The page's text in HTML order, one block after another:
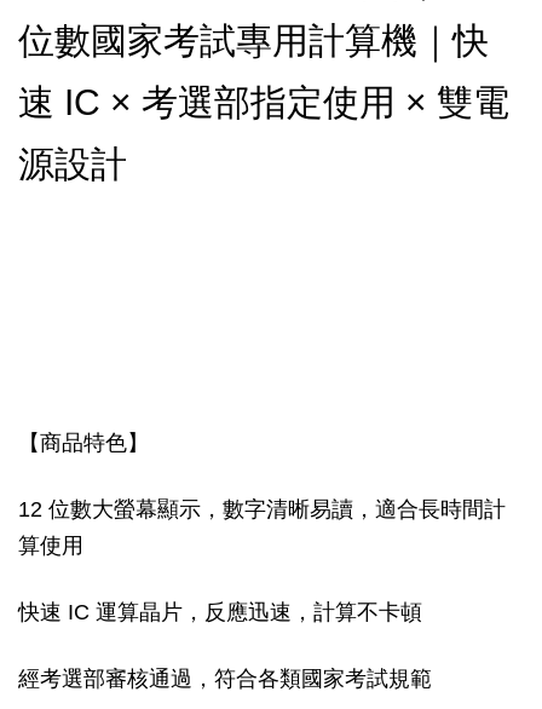
位數國家考試專用計算機｜快
速 IC × 考選部指定使用 × 雙電
源設計
【商品特色】
12 位數大螢幕顯示，數字清晰易讀，適合長時間計
算使用
快速 IC 運算晶片，反應迅速，計算不卡頓
經考選部審核通過，符合各類國家考試規範